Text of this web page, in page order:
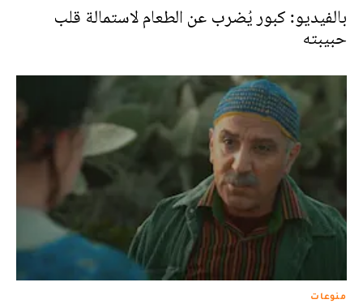
بالفيديو: كبور يُضرب عن الطعام لاستمالة قلب
حبيبته
منوعات